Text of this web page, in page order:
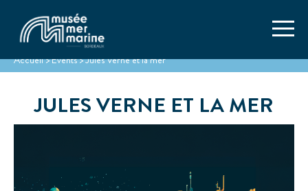
Accueil>Events>Jules Verne et la mer
JULES VERNE ET LA MER